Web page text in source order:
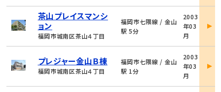
茶山プレイスマンシ
ョン
福岡市城南区茶山４丁目
福岡市七隈線 / 金山
駅 5分
2003
年03
月
詳
プレジャー金山Ｂ棟
福岡市城南区茶山４丁目
福岡市七隈線 / 金山
駅 1分
2003
年03
月
詳